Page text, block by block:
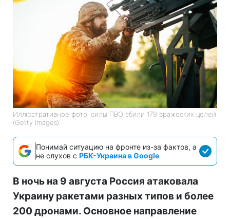
Иллюстративное фото: силы ПВО сбили 179 вражеских целей
(Getty Images)
Понимай ситуацию на фронте из-за фактов, а
не слухов с РБК-Украина в Google
В ночь на 9 августа Россия атаковала
Украину ракетами разных типов и более
200 дронами. Основное направление